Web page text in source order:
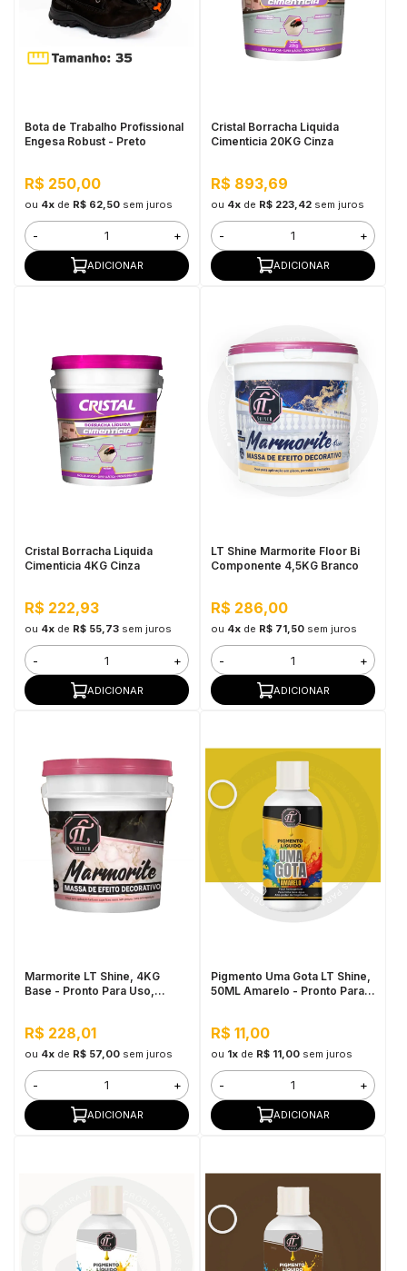
Bota de Trabalho Profissional
Engesa Robust - Preto
R$ 250,00
ou 4xde R$ 62,50 sem juros
- +
ADICIONAR
Cristal Borracha Liquida
Cimenticia 20KG Cinza
R$ 893,69
ou 4xde R$ 223,42 sem juros
- +
ADICIONAR
Cristal Borracha Liquida
Cimenticia 4KG Cinza
R$ 222,93
ou 4xde R$ 55,73 sem juros
- +
ADICIONAR
LT Shine Marmorite Floor Bi
Componente 4,5KG Branco
R$ 286,00
ou 4xde R$ 71,50 sem juros
- +
ADICIONAR
Marmorite LT Shine, 4KG
Base - Pronto Para Uso,
R$ 228,01
ou 4xde R$ 57,00 sem juros
- +
ADICIONAR
Pigmento Uma Gota LT Shine,
50ML Amarelo - Pronto Para
R$ 11,00
ou 1xde R$ 11,00 sem juros
- +
ADICIONAR